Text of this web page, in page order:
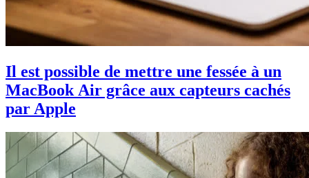
Il est possible de mettre une fessée à un
MacBook Air grâce aux capteurs cachés
par Apple